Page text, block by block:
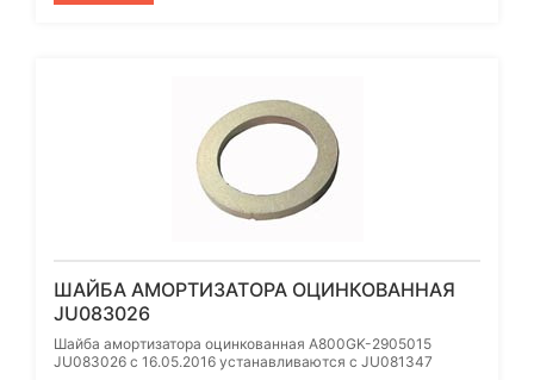
ШАЙБА АМОРТИЗАТОРА ОЦИНКОВАННАЯ
JU083026
Шайба амортизатора оцинкованная A800GK-2905015
JU083026 с 16.05.2016 устанавливаются с JU081347